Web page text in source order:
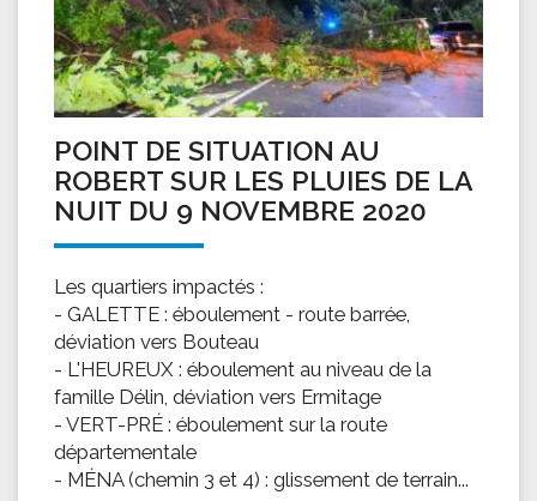
POINT DE SITUATION AU
ROBERT SUR LES PLUIES DE LA
NUIT DU 9 NOVEMBRE 2020
Les quartiers impactés :
- GALETTE : éboulement - route barrée,
déviation vers Bouteau
- L'HEUREUX : éboulement au niveau de la
famille Délin, déviation vers Ermitage
- VERT-PRÉ : éboulement sur la route
départementale
- MÉNA (chemin 3 et 4) : glissement de terrain...